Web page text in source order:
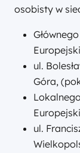
osobisty w
ul.
Góra,
ul.